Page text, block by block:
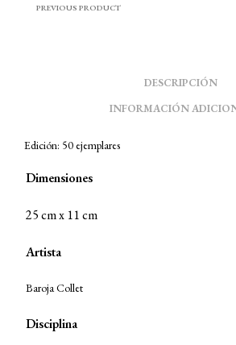
PREVIOUS PRODUCT
DESCRIPCIÓN
INFORMACIÓN
Edición: 50 ejemplares
Dimensiones
25 cm x 11 cm
Artista
Baroja Collet
Disciplina